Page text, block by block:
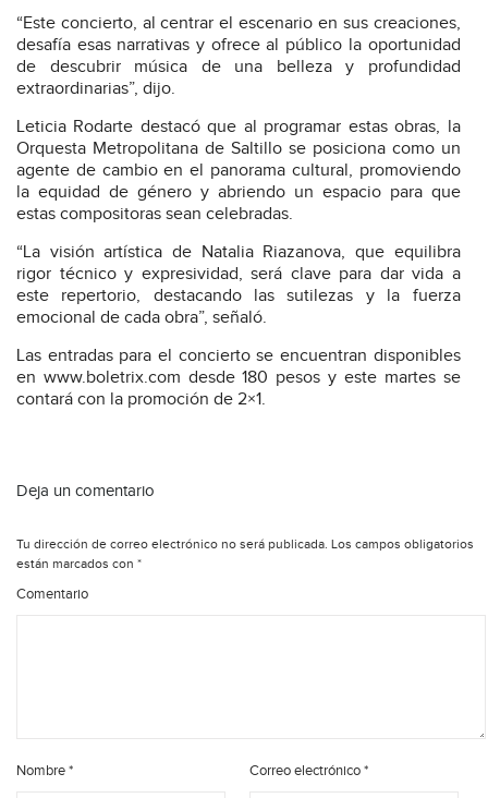
“Este concierto, al centrar el escenario en sus creaciones,
desafía esas narrativas y ofrece al público la oportunidad
de descubrir música de una belleza y profundidad
extraordinarias”, dijo.
Leticia Rodarte destacó que al programar estas obras, la
Orquesta Metropolitana de Saltillo se posiciona como un
agente de cambio en el panorama cultural, promoviendo
la equidad de género y abriendo un espacio para que
estas compositoras sean celebradas.
“La visión artística de Natalia Riazanova, que equilibra
rigor técnico y expresividad, será clave para dar vida a
este repertorio, destacando las sutilezas y la fuerza
emocional de cada obra”, señaló.
Las entradas para el concierto se encuentran disponibles
en www.boletrix.com desde 180 pesos y este martes se
contará con la promoción de 2×1.
Deja un comentario
Tu dirección de correo electrónico no será publicada. Los campos obligatorios
están marcados con *
Comentario
Nombre* Correo electrónico*